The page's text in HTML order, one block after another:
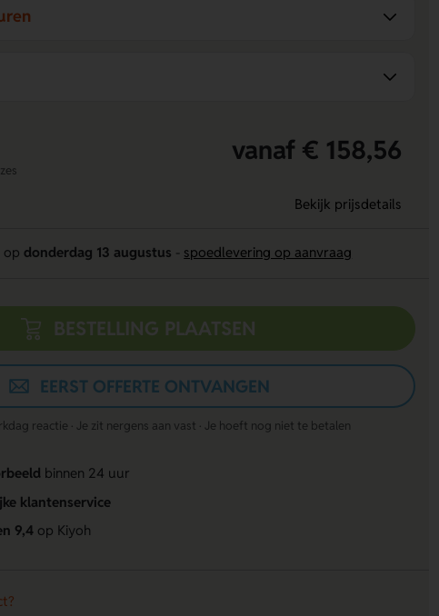
vanaf € 158,56
Bekijk prijsdetails
op donderdag 13 augustus spoedlevering op aanvraag
BESTELLING PLAATSEN
EERST OFFERTE ONTVANGEN
reactie · Je zit nergens aan vast · Je hoeft nog niet te betalen
binnen 24 uur
klantenservice
9,4op Kiyoh